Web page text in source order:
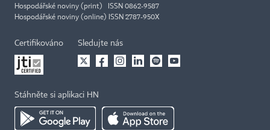
Hospodářské noviny (print) ISSN 0862-9587
Hospodářské noviny (online) ISSN 2787-950X
Certifikováno Sledujte nás
Stáhněte si aplikaci HN